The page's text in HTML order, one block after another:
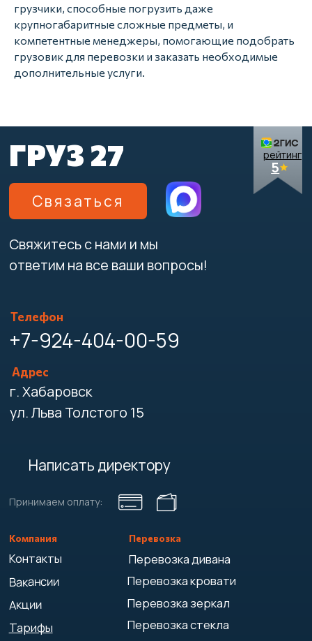
грузчики, способные погрузить даже
крупногабаритные сложные предметы, и
компетентные менеджеры, помогающие подобрать
грузовик для перевозки и заказать необходимые
дополнительные услуги.